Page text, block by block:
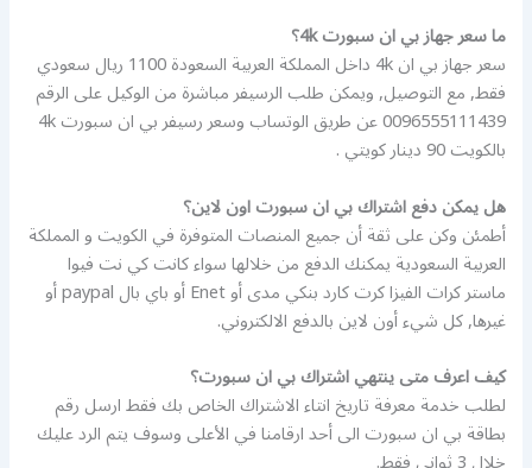
ما سعر جهاز بي ان سبورت 4k؟
سعر جهاز بي ان 4k داخل المملكة العربية السعودة 1100 ريال سعودي
فقط, مع التوصيل, ويمكن طلب الرسيفر مباشرة من الوكيل على الرقم
0096555111439 عن طريق الوتساب وسعر رسيفر بي ان سبورت 4k
بالكويت 90 دينار كويتي .
هل يمكن دفع اشتراك بي ان سبورت اون لاين؟
أطمئن وكن على ثقة أن جميع المنصات المتوفرة في الكويت و المملكة
العربية السعودية يمكنك الدفع من خلالها سواء كانت كي نت فيوا
ماستر كرات الفيزا كرت كارد بنكي مدى أو Enet أو باي بال paypal أو
غيرها, كل شيء أون لاين بالدفع الالكتروني.
كيف اعرف متى ينتهي اشتراك بي ان سبورت؟
لطلب خدمة معرفة تاريخ انتاء الاشتراك الخاص بك فقط ارسل رقم
بطاقة بي ان سبورت الى أحد ارقامنا في الأعلى وسوف يتم الرد عليك